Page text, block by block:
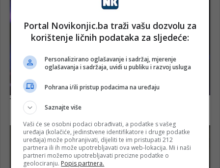
Portal Novikonjic.ba traži vašu dozvolu za
korištenje ličnih podataka za sljedeće:
Personalizirano oglašavanje i sadržaj, mjerenje
oglašavanja i sadržaja, uvidi u publiku i razvoj usluga
Pohrana i/ili pristup podacima na uređaju
Saznajte više
Vaši će se osobni podaci obrađivati, a podatke s vašeg
uređaja (kolačiće, jedinstvene identifikatore i druge podatke
uređaja) može pohranjivati, dijeliti te im pristupati 212
partnera ili ih može upotrebljavati ova web-lokacija. Mi i naši
partneri možemo upotrebljavati precizne podatke o
geolociranju. Popis partnera.